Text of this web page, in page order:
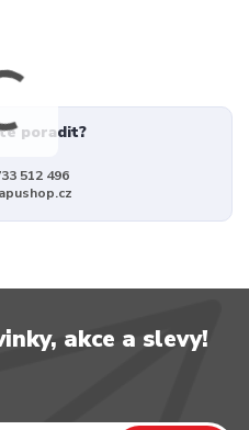
poradit?
512 496
akce a slevy!